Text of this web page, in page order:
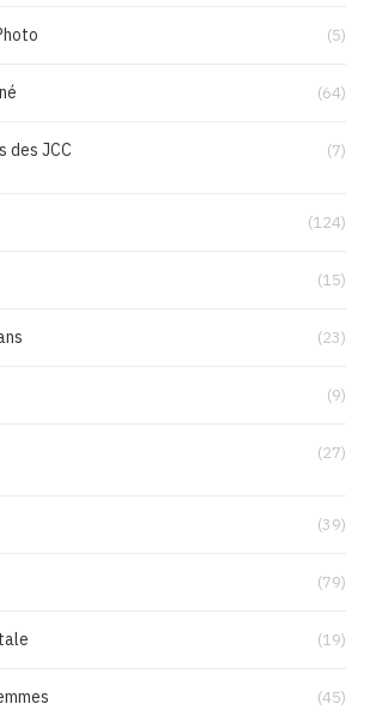
(5)
(64)
des JCC (7)
(124)
(15)
(23)
(9)
(27)
(39)
(79)
(19)
(45)